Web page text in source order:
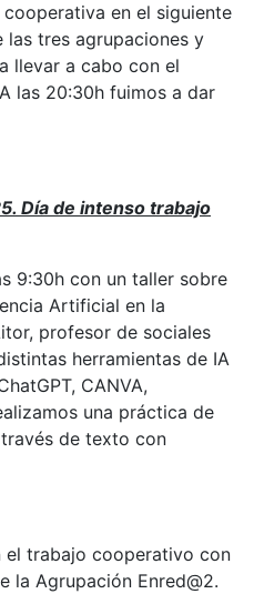
en el siguiente
tres agrupaciones y
llevar a cabo con el
las 20:30h fuimos a dar
Día de intenso trabajo
9:30h con un taller sobre
Artificial en la
profesor de sociales
herramientas de IA
CANVA,
una práctica de
de texto con
el trabajo cooperativo con
la Agrupación Enred@2.